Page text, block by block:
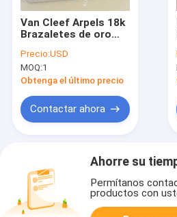
Van Cleef Arpels 18k
Brazaletes de oro
Brazalete de cuerda
5 motivos Joyería de
Qatar
Precio:USD
MOQ:1
Obtenga el último precio
Contactar ahora
Ahorre su
Permítanos
productos con